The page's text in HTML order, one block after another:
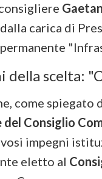
carica di
della scelta:
come spiegato
del Consiglio
impegni
eletto al